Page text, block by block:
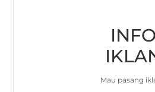
INFO
Mau pasang